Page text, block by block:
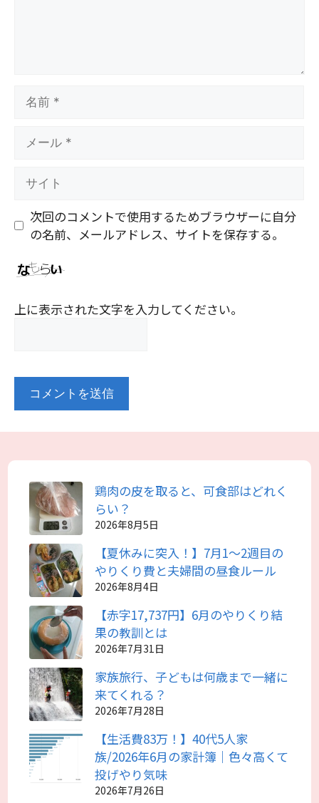
次回のコメントで使用するためブラウザーに自分
の名前、メールアドレス、サイトを保存する。
上に表示された文字を入力してください。
鶏肉の皮を取ると、可食部はどれく
らい？
2026年8月5日
【夏休みに突入！】7月1～2週目の
やりくり費と夫婦間の昼食ルール
2026年8月4日
【赤字17,737円】6月のやりくり結
果の教訓とは
2026年7月31日
家族旅行、子どもは何歳まで一緒に
来てくれる？
2026年7月28日
【生活費83万！】40代5人家
族/2026年6月の家計簿｜色々高くて
投げやり気味
2026年7月26日